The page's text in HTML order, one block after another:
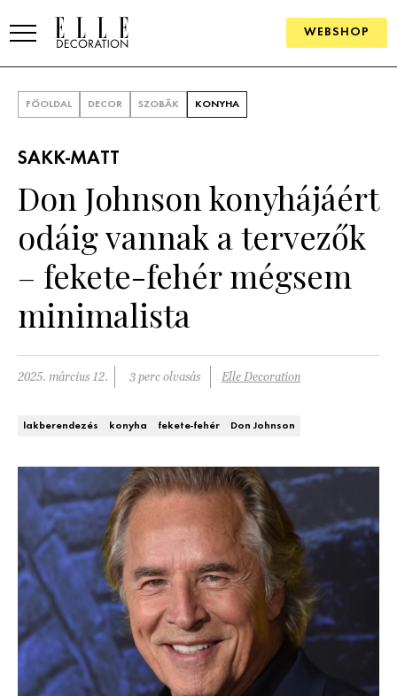
WEBSHOP
SZOBÁK
Konyha
Fürdőszoba
Nappali
Hálószoba
ÖTLETEK
Lakások
HÍRLEVÉL
FŐOLDAL DECOR SZOBÁK KONYHA
SAKK-MATT
Don Johnson konyhájáért
odáig vannak a tervezők
– fekete-fehér mégsem
minimalista
2025. március 12. 3 perc olvasás Elle Decoration
lakberendezés konyha fekete-fehér Don Johnson